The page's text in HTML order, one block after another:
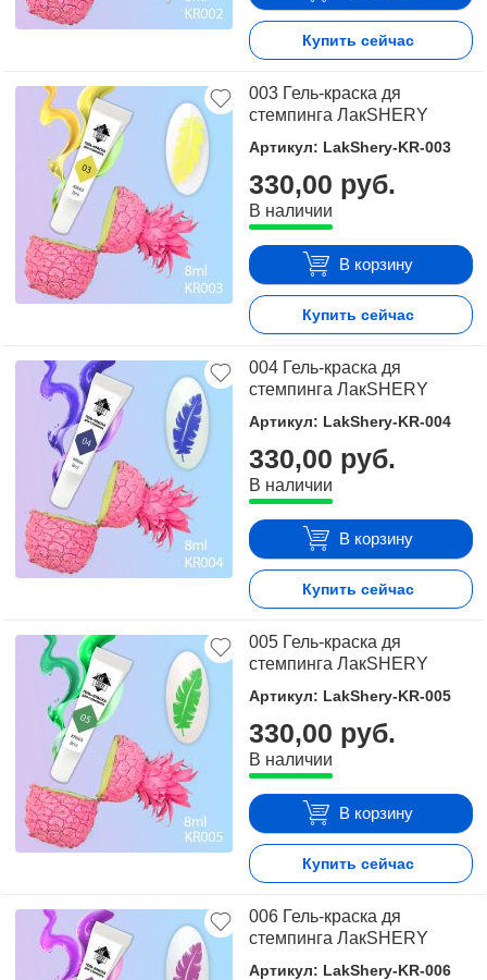
Купить сейчас
003 Гель-краска дя
стемпинга ЛакSHERY
Артикул: LakShery-KR-003
330,00 руб.
В наличии
В корзину
Купить сейчас
004 Гель-краска дя
стемпинга ЛакSHERY
Артикул: LakShery-KR-004
330,00 руб.
В наличии
В корзину
Купить сейчас
005 Гель-краска дя
стемпинга ЛакSHERY
Артикул: LakShery-KR-005
330,00 руб.
В наличии
В корзину
Купить сейчас
006 Гель-краска дя
стемпинга ЛакSHERY
Артикул: LakShery-KR-006